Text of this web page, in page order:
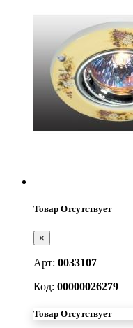
Товар Отсутствует
×
Арт: 0033107
Код: 00000026279
Товар Отсутствует